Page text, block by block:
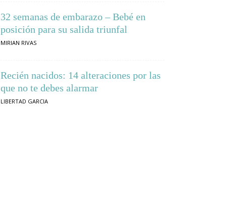
32 semanas de embarazo – Bebé en
posición para su salida triunfal
MIRIAN RIVAS
Recién nacidos: 14 alteraciones por las
que no te debes alarmar
LIBERTAD GARCIA